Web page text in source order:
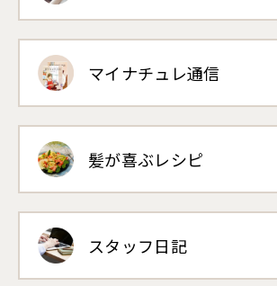
マイナチュレ通信
髪が喜ぶレシピ
スタッフ日記